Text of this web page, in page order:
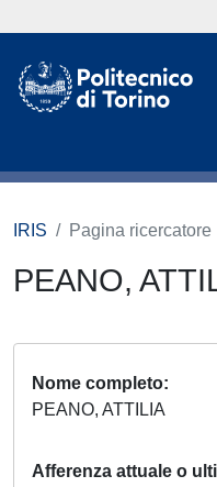
IRIS Pagina ricercatore
PEANO,
Nome completo
PEANO, ATTILIA
Afferenza attuale o